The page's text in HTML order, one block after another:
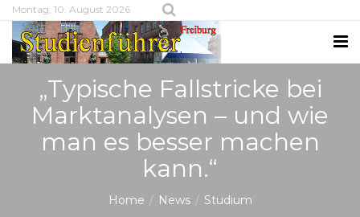
Montag, 10. August 2026
„Typische Fallstricke bei
Marktanalysen – und wie
man es besser machen
kann.“
Home News Studium